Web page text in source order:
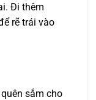
Đi thêm
rẽ trái vào
sắm cho